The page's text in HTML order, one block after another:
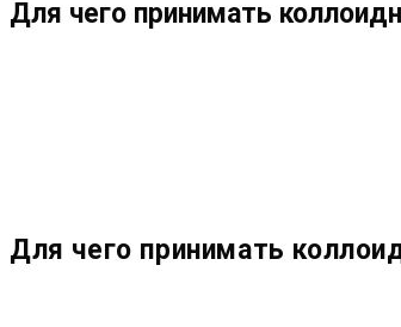
Для чего принимать
Для чего принимать